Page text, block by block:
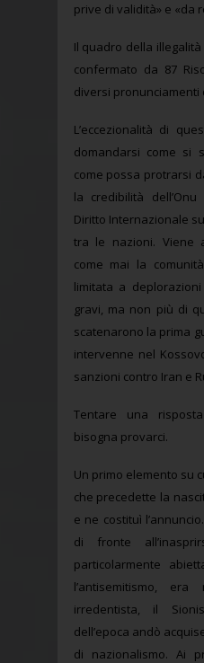
prive di validità» e «da
Il quadro della
confermato da 87
diversi pronunciamenti
L’eccezionalità di
domandarsi come si
come possa protrarsi
la credibilità
Diritto Internazionale
tra le nazioni. Viene
come mai la
limitata a
gravi, ma non più di
scatenarono la prima
intervenne nel
sanzioni contro Iran e
Tentare una
bisogna provarci.
Un primo elemento su
che precedette la
e ne costituì
di fronte
particolarmente
l’antisemitismo,
irredentista, il
dell’epoca andò
di nazionalismo. Ai